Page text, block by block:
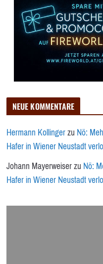
NEUE KOMMENTARE
Hermann KollingerzuNö:
Hafer in Wiener Neustadt
Johann MayerweiserzuNö:
Hafer in Wiener Neustadt